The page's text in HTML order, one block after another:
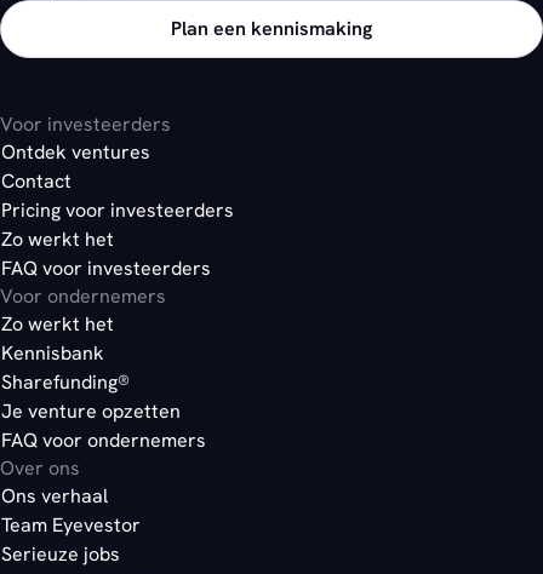
Plan een kennismaking
Voor investeerders
Ontdek ventures
Contact
Pricing voor investeerders
Zo werkt het
FAQ voor investeerders
Voor ondernemers
Zo werkt het
Kennisbank
Sharefunding®
Je venture opzetten
FAQ voor ondernemers
Over ons
Ons verhaal
Team Eyevestor
Serieuze jobs